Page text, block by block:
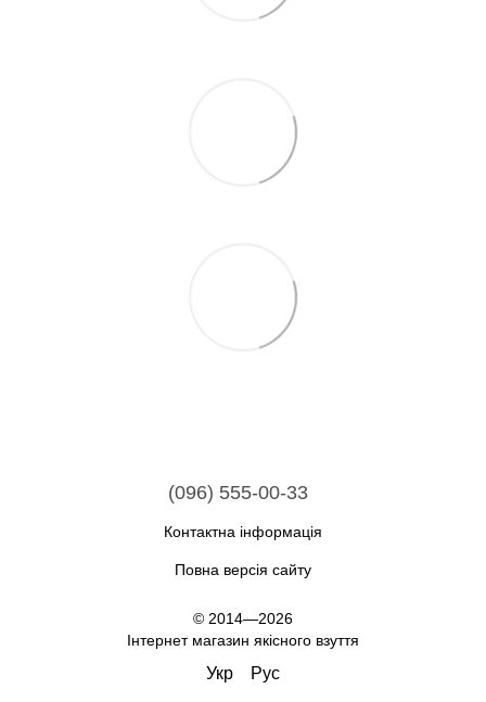
(096) 555-00-33
Контактна інформація
Повна версія сайту
© 2014—2026
Інтернет магазин якісного взуття
Укр Рус